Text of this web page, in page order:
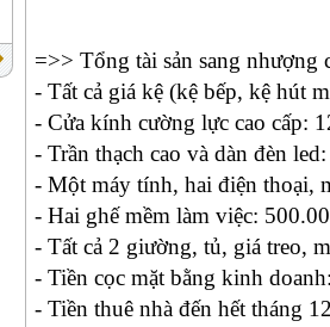
=>> Tổng tài sản sang nhượng
- Tất cả giá kệ (kệ bếp, kệ hút
- Cửa kính cường lực cao cấp:
- Trần thạch cao và dàn đèn
- Một máy tính, hai điện thoại,
- Hai ghế mềm làm việc:
- Tất cả 2 giường, tủ, giá treo,
- Tiền cọc mặt bằng kinh
- Tiền thuê nhà đến hết tháng